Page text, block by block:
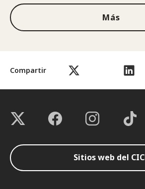
Compartir
Más
Sitios web del